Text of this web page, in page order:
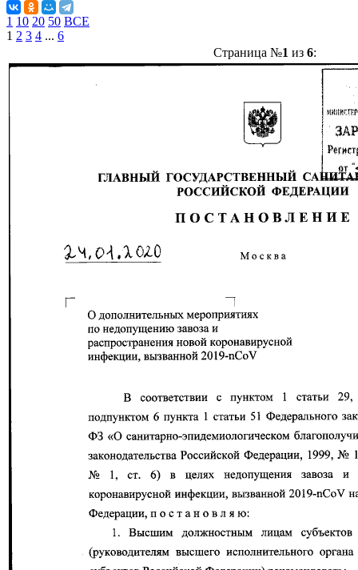
1 10 20 50 ВСЕ
1 2 3 4 ... 6
Страница №1 из 6: